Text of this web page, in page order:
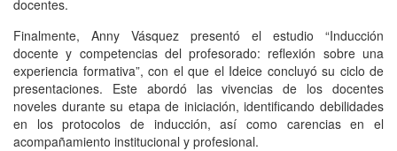
docentes.
Finalmente, Anny Vásquez presentó el estudio “Inducción
docente y competencias del profesorado: reflexión sobre una
experiencia formativa”, con el que el Ideice concluyó su ciclo de
presentaciones. Este abordó las vivencias de los docentes
noveles durante su etapa de iniciación, identificando debilidades
en los protocolos de inducción, así como carencias en el
acompañamiento institucional y profesional.